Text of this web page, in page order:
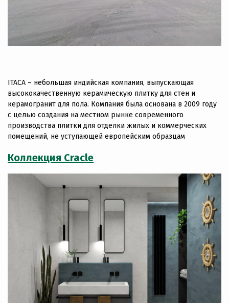
ITACA – небольшая индийская компания, выпускающая
высококачественную керамическую плитку для стен и
керамогранит для пола. Компания была основана в 2009 году
с целью создания на местном рынке современного
производства плитки для отделки жилых и коммерческих
помещений, не уступающей европейским образцам
Коллекция Cracle